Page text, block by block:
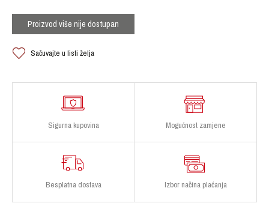
Proizvod više nije dostupan
Sačuvajte u listi želja
Sigurna kupovina Mogućnost zamjene
Besplatna dostava Izbor načina plaćanja